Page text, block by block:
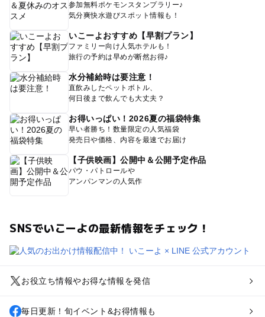
参加無料ポケモンスタンプラリー♪
気分爽快水遊びスポット情報も！
いこーよおすすめ【早割プラン】
ファミリー向け人気ホテルも！
旅行の予約は早めが断然お得♪
水分補給時は要注意！
直飲みしたペットボトル、
何日後まで飲んでも大丈夫？
お得いっぱい！2026夏の福袋特集
早い者勝ち！数量限定の人気福袋
発売日や価格、内容を最速でお届け
【子供映画】公開中＆公開予定作品
パウ・パトロールや
アンパンマンの人気作
SNSでいこーよの最新情報をチェック！
お役立ち情報やお得な情報を発信
毎日更新！旬イベント&お得情報も